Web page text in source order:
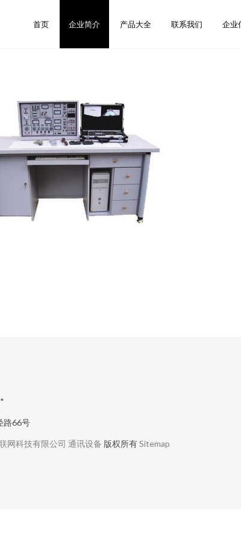
首页 企业简介 产品大全 联系我们 企业
路66号
网科技有限公司 通讯设备 版权所有Sitemap